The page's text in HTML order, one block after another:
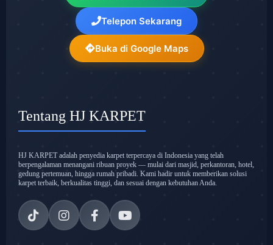
Telepon Sekarang
Buka di Google Maps
Tentang HJ KARPET
HJ KARPET adalah penyedia karpet terpercaya di Indonesia yang telah
berpengalaman menangani ribuan proyek — mulai dari masjid, perkantoran, hotel,
gedung pertemuan, hingga rumah pribadi. Kami hadir untuk memberikan solusi
karpet terbaik, berkualitas tinggi, dan sesuai dengan kebutuhan Anda.